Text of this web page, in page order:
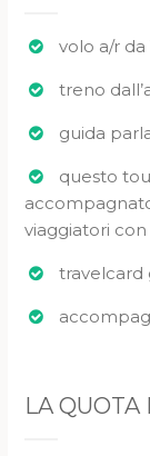
volo a/r da
treno
guida
questo
viaggiatori
travelcard
LA